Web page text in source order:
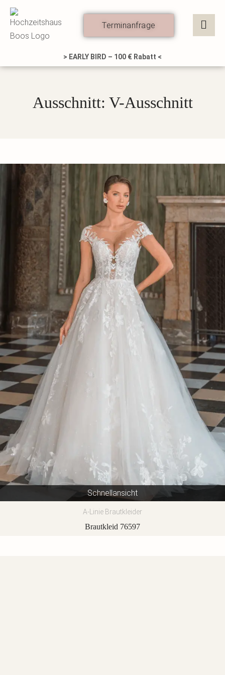
Zum
Inhalt
springen
Terminanfrage
> EARLY BIRD – 100 € Rabatt <
Ausschnitt: V-Ausschnitt
Schnellansicht
A-Linie Brautkleider
Brautkleid 76597